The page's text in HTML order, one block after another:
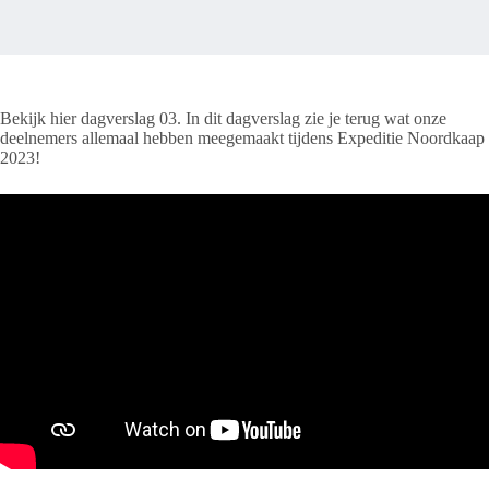
Bekijk hier dagverslag 03. In dit dagverslag zie je terug wat onze
deelnemers allemaal hebben meegemaakt tijdens Expeditie Noordkaap
2023!